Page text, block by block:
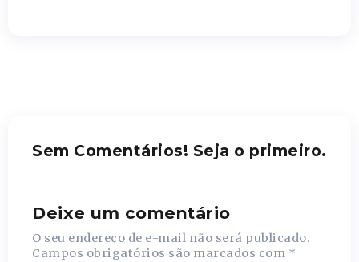
Sem Comentários! Seja o primeiro.
Deixe um comentário
O seu endereço de e-mail não será publicado.
Campos obrigatórios são marcados com *